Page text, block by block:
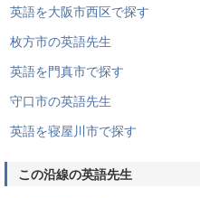
英語を大阪市西区で探す
枚方市の英語先生
英語を門真市で探す
守口市の英語先生
英語を寝屋川市で探す
この沿線の英語先生